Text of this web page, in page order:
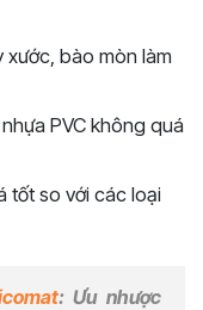
xước, bào mòn làm
PVC không quá
tốt so với các loại
: Ưu nhược